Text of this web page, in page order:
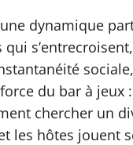
dynamique
du bar à
chercher un
les hôtes